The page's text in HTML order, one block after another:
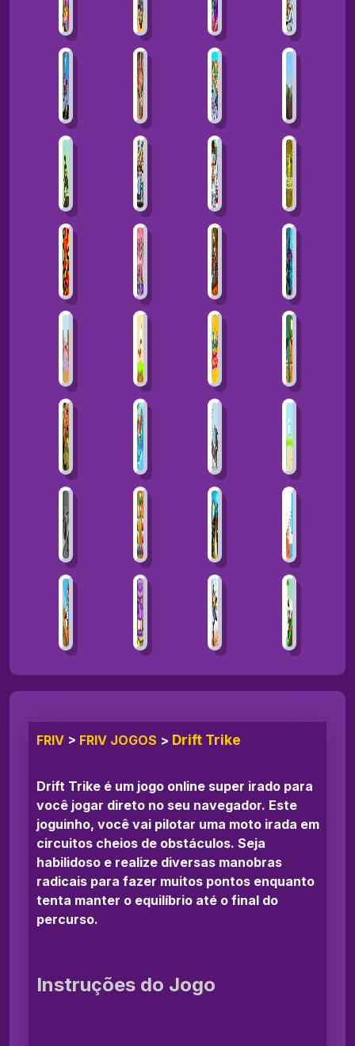
FRIV > FRIV JOGOS > Drift Trike
Drift Trike é um jogo online super irado para
você jogar direto no seu navegador. Este
joguinho, você vai pilotar uma moto irada em
circuitos cheios de obstáculos. Seja
habilidoso e realize diversas manobras
radicais para fazer muitos pontos enquanto
tenta manter o equilíbrio até o final do
percurso.
Instruções do Jogo